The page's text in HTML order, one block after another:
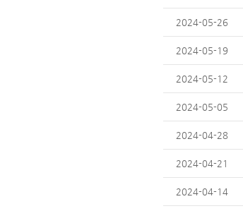
2024-05-26
2024-05-19
2024-05-12
2024-05-05
2024-04-28
2024-04-21
2024-04-14